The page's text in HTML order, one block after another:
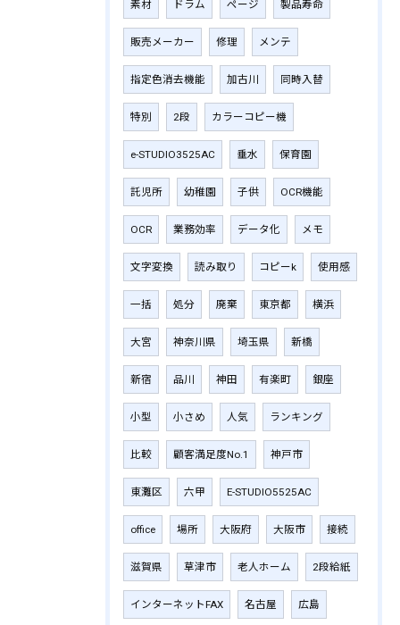
素材 ドラム ページ 製品寿命
販売メーカー 修理 メンテ
指定色消去機能 加古川 同時入替
特別 2段 カラーコピー機
e-STUDIO3525AC 垂水 保育園
託児所 幼稚園 子供 OCR機能
OCR 業務効率 データ化 メモ
文字変換 読み取り コピーk 使用感
一括 処分 廃棄 東京都 横浜
大宮 神奈川県 埼玉県 新橋
新宿 品川 神田 有楽町 銀座
小型 小さめ 人気 ランキング
比較 顧客満足度No.1 神戸市
東灘区 六甲 E-STUDIO5525AC
office 場所 大阪府 大阪市 接続
滋賀県 草津市 老人ホーム 2段給紙
インターネットFAX 名古屋 広島